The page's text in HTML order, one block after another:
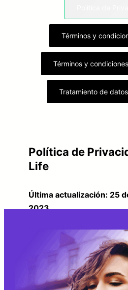
Términos y
Términos y
Tratamiento de
Política de
Life
Última actualización: 25
2023
Bienvenido a Taxia Life.
estamos comprometidos
de su privacidad y la
personales. Esta Política
como objetivo